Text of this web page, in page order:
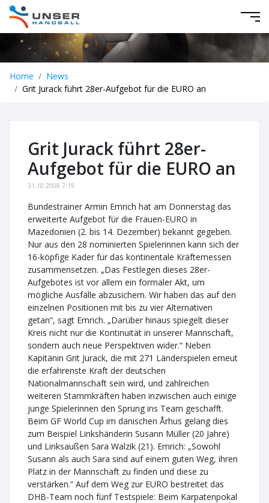
Home
News
Grit Jurack führt 28er-Aufgebot für die EURO an
Grit Jurack führt 28er-
Aufgebot für die EURO an
31.10.2008 7:19
Bundestrainer Armin Emrich hat am Donnerstag das
erweiterte Aufgebot für die Frauen-EURO in
Mazedonien (2. bis 14. Dezember) bekannt gegeben.
Nur aus den 28 nominierten Spielerinnen kann sich der
16-köpfige Kader für das kontinentale Kräftemessen
zusammensetzen. „Das Festlegen dieses 28er-
Aufgebotes ist vor allem ein formaler Akt, um
mögliche Ausfälle abzusichern. Wir haben das auf den
einzelnen Positionen mit bis zu vier Alternativen
getan“, sagt Emrich. „Darüber hinaus spiegelt dieser
Kreis nicht nur die Kontinuität in unserer Mannschaft,
sondern auch neue Perspektiven wider.“ Neben
Kapitänin Grit Jurack, die mit 271 Länderspielen erneut
die erfahrenste Kraft der deutschen
Nationalmannschaft sein wird, und zahlreichen
weiteren Stammkräften haben inzwischen auch einige
junge Spielerinnen den Sprung ins Team geschafft.
Beim GF World Cup im dänischen Århus gelang dies
zum Beispiel Linkshänderin Susann Müller (20 Jahre)
und Linksaußen Sara Walzik (21). Emrich: „Sowohl
Susann als auch Sara sind auf einem guten Weg, ihren
Platz in der Mannschaft zu finden und diese zu
verstärken.“ Auf dem Weg zur EURO bestreitet das
DHB-Team noch fünf Testspiele: Beim Karpatenpokal